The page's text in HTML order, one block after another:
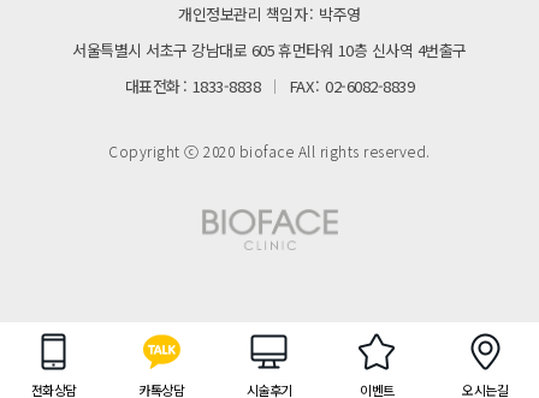
개인정보관리 책임자 박주영
서울특별시 서초구 강남대로 605 휴먼타워 10층 신사역 4번출구
대표전화 1833-8838 FAX 02-6082-8839
Copyright ⓒ 2020 bioface All rights reserved.
전화상담 카톡상담 시술후기 이벤트 오시는길